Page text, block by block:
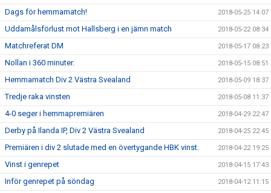
Dags för hemmamatch! 2018-05-25 14:07
Uddamålsförlust mot Hallsberg i en jämn match 2018-05-22 08:34
Matchreferat DM 2018-05-17 08:23
Nollan i 360 minuter. 2018-05-15 08:51
Hemmamatch Div 2 Västra Svealand 2018-05-09 18:37
Tredje raka vinsten 2018-05-08 11:37
4-0 seger i hemmapremiären 2018-04-29 22:47
Derby på Ilanda IP, Div 2 Västra Svealand 2018-04-25 22:45
Premiären i div 2 slutade med en övertygande HBK vinst. 2018-04-22 19:25
Vinst i genrepet 2018-04-15 17:43
Inför genrepet på söndag 2018-04-12 11:15